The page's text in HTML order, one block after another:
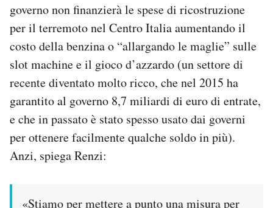
AREA PERSONALE
Notifiche mobile
Regala il Post
Hai bisogno di aiuto?
Esci
governo non finanzierà le spese di ricostruzione
per il terremoto nel Centro Italia aumentando il
costo della benzina o “allargando le maglie” sulle
slot machine e il gioco d’azzardo (un settore di
recente diventato molto ricco, che nel 2015 ha
garantito al governo 8,7 miliardi di euro di entrate,
e che in passato è stato spesso usato dai governi
per ottenere facilmente qualche soldo in più).
Anzi, spiega Renzi:
«Stiamo per mettere a punto una misura per